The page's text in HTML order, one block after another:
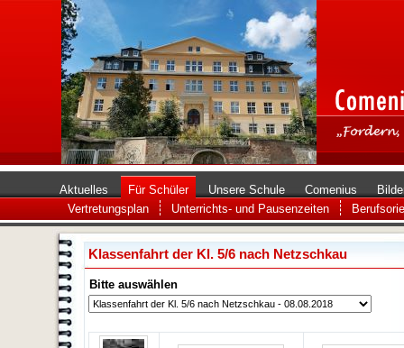
Aktuelles Für Schüler Unsere Schule Comenius
Vertretungsplan
Unterrichts- und Pausenzeiten
Klassenfahrt der Kl. 5/6 nach Netzschkau
Bitte auswählen